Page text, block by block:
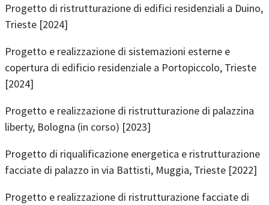
Progetto di ristrutturazione di edifici residenziali a Duino,
Trieste [2024]
Progetto e realizzazione di sistemazioni esterne e
copertura di edificio residenziale a Portopiccolo, Trieste
[2024]
Progetto e realizzazione di ristrutturazione di palazzina
liberty, Bologna (in corso) [2023]
Progetto di riqualificazione energetica e ristrutturazione
facciate di palazzo in via Battisti, Muggia, Trieste [2022]
Progetto e realizzazione di ristrutturazione facciate di